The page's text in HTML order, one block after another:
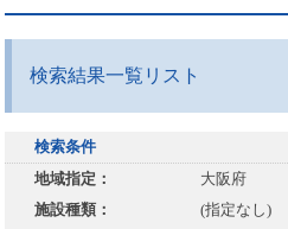
検索結果一覧リスト
検索条件
地域指定：
大阪府
施設種類：
(指定なし)